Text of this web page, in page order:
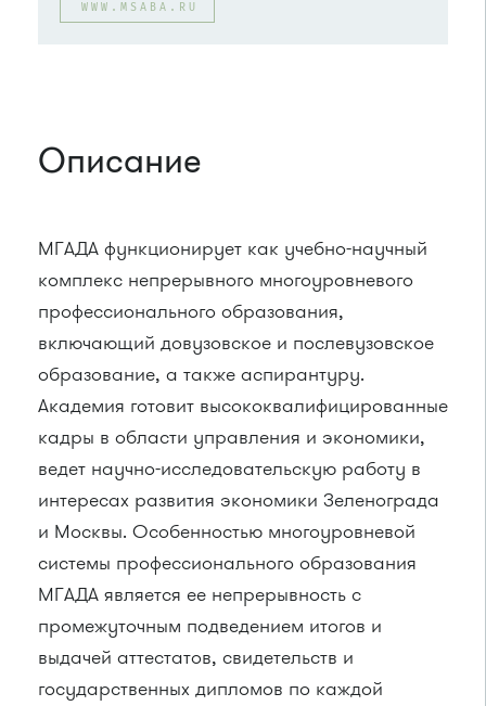
WWW.MSABA.RU
Описание
МГАДА функционирует как учебно-научный
комплекс непрерывного многоуровневого
профессионального образования,
включающий довузовское и послевузовское
образование, а также аспирантуру.
Академия готовит высококвалифицированные
кадры в области управления и экономики,
ведет научно-исследовательскую работу в
интересах развития экономики Зеленограда
и Москвы. Особенностью многоуровневой
системы профессионального образования
МГАДА является ее непрерывность с
промежуточным подведением итогов и
выдачей аттестатов, свидетельств и
государственных дипломов по каждой